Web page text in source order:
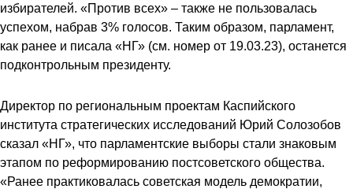
избирателей. «Против всех» – также не пользовалась
успехом, набрав 3% голосов. Таким образом, парламент,
как ранее и писала «НГ» (см. номер от 19.03.23), останется
подконтрольным президенту.
Директор по региональным проектам Каспийского
института стратегических исследований Юрий Солозобов
сказал «НГ», что парламентские выборы стали знаковым
этапом по реформированию постсоветского общества.
«Ранее практиковалась советская модель демократии,